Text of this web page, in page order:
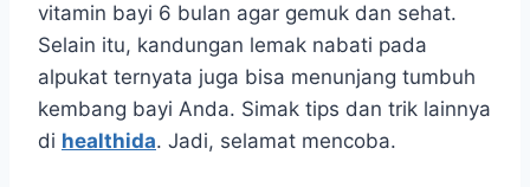
vitamin bayi 6 bulan agar gemuk dan sehat.
Selain itu, kandungan lemak nabati pada
alpukat ternyata juga bisa menunjang tumbuh
kembang bayi Anda. Simak tips dan trik lainnya
di healthida. Jadi, selamat mencoba.